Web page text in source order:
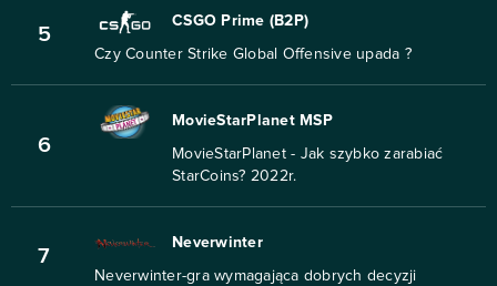
5
CSGO Prime (B2P)
Czy Counter Strike Global Offensive upada ?
6
MovieStarPlanet MSP
MovieStarPlanet - Jak szybko zarabiać
StarCoins? 2022r.
7
Neverwinter
Neverwinter-gra wymagająca dobrych decyzji